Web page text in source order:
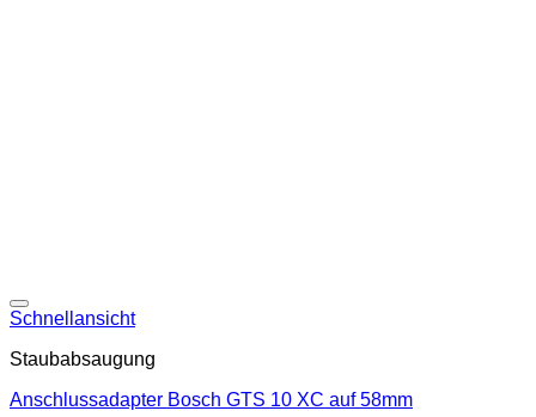
Schnellansicht
Staubabsaugung
Anschlussadapter Bosch GTS 10 XC auf 58mm